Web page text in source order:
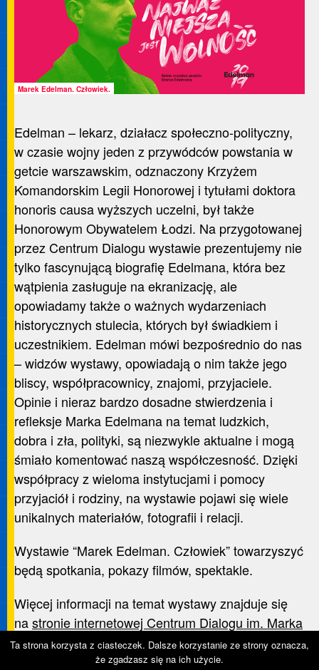
Marek Edelman. Człowiek.
Edelman – lekarz, działacz społeczno-polityczny,
w czasie wojny jeden z przywódców powstania w
getcie warszawskim, odznaczony Krzyżem
Komandorskim Legii Honorowej i tytułami doktora
honoris causa wyższych uczelni, był także
Honorowym Obywatelem Łodzi. Na przygotowanej
przez Centrum Dialogu wystawie prezentujemy nie
tylko fascynującą biografię Edelmana, która bez
wątpienia zasługuje na ekranizację, ale
opowiadamy także o ważnych wydarzeniach
historycznych stulecia, których był świadkiem i
uczestnikiem. Edelman mówi bezpośrednio do nas
– widzów wystawy, opowiadają o nim także jego
bliscy, współpracownicy, znajomi, przyjaciele.
Opinie i nieraz bardzo dosadne stwierdzenia i
refleksje Marka Edelmana na temat ludzkich,
dobra i zła, polityki, są niezwykle aktualne i mogą
śmiało komentować naszą współczesność. Dzięki
współpracy z wieloma instytucjami i pomocy
przyjaciół i rodziny, na wystawie pojawi się wiele
unikalnych materiałów, fotografii i relacji.
Wystawie “Marek Edelman. Człowiek” towarzyszyć
będą spotkania, pokazy filmów, spektakle.
Więcej informacji na temat wystawy znajduje się
nastronie internetowej Centrum Dialogu im. Marka
Edelmana w Łodzi.
Ta strona korzysta z ciasteczek. Dalsze korzystanie ze strony oznacza,
że zgadzasz się na ich użycie.